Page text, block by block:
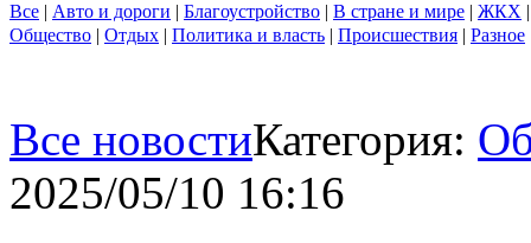
Все | Авто и дороги | Благоустройство | В стране и мире | ЖКХ
Общество | Отдых | Политика и власть | Происшествия | Разное
Все новостиКатегория:
2025/05/10 16:16